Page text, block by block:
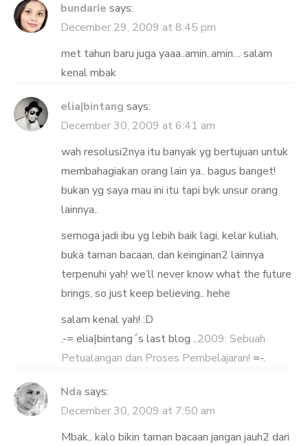
bundarie says:
December 29, 2009 at 8:45 pm
met tahun baru juga yaaa..amin..amin… salam
kenal mbak
elia|bintang says:
December 30, 2009 at 6:41 am
wah resolusi2nya itu banyak yg bertujuan untuk
membahagiakan orang lain ya.. bagus banget!
bukan yg saya mau ini itu tapi byk unsur orang
lainnya..
semoga jadi ibu yg lebih baik lagi, kelar kuliah,
buka taman bacaan, dan keinginan2 lainnya
terpenuhi yah! we’ll never know what the future
brings, so just keep believing.. hehe
salam kenal yah! :D
.-= elia|bintang´s last blog ..2009: Sebuah
Petualangan dan Proses Pembelajaran! =-.
Nda says:
December 30, 2009 at 7:50 am
Mbak.. kalo bikin taman bacaan jangan jauh2 dari